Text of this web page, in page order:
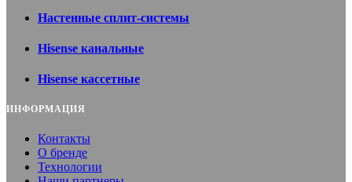
Настенные сплит-системы
Hisense канальные
Hisense кассетные
ИНФОРМАЦИЯ
Контакты
О бренде
Технологии